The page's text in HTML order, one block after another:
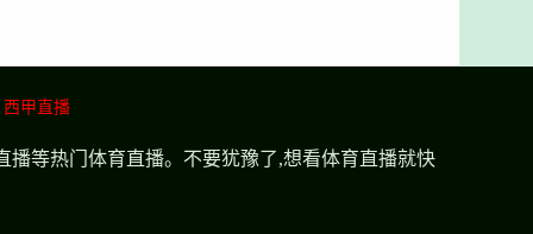
西甲直播
等热门体育直播。不要犹豫了,想看体育直播就快